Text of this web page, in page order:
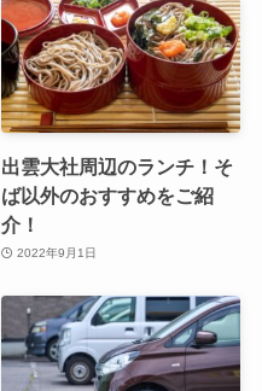
出雲大社周辺のランチ！そ
ば以外のおすすめをご紹
介！
2022年9月1日